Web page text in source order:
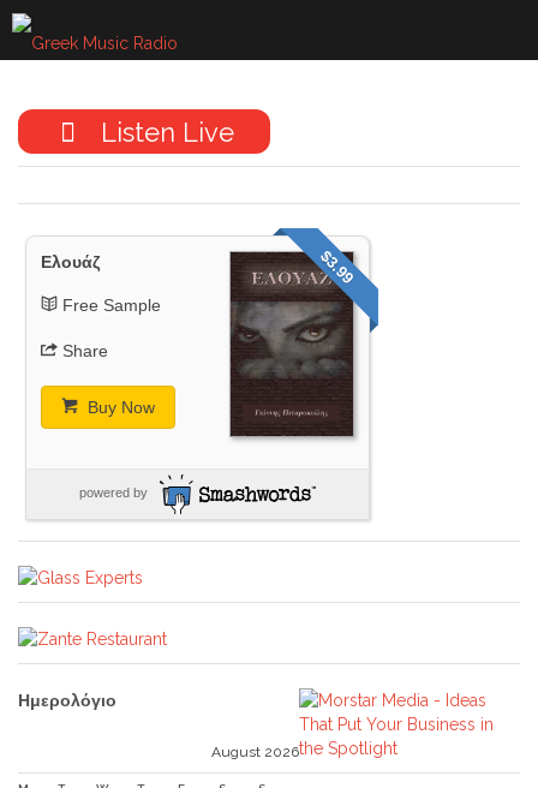
Skip
to
content
Listen Live
$3.99
Ελουάζ
Free Sample
Share
Buy Now
powered by
Ημερολόγιο
August 2026